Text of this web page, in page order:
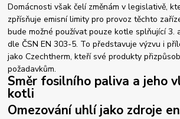
Domácnosti však čelí změnám v legislativě,
zpřísňuje emisní limity pro provoz těchto
bude možné používat pouze kotle splňující 3.
dle ČSN EN 303-5. To představuje výzvu i
jako Czechtherm, kteří své produkty
požadavkům.
Směr fosilního paliva a jeho
kotli
Omezování uhlí jako zdroje